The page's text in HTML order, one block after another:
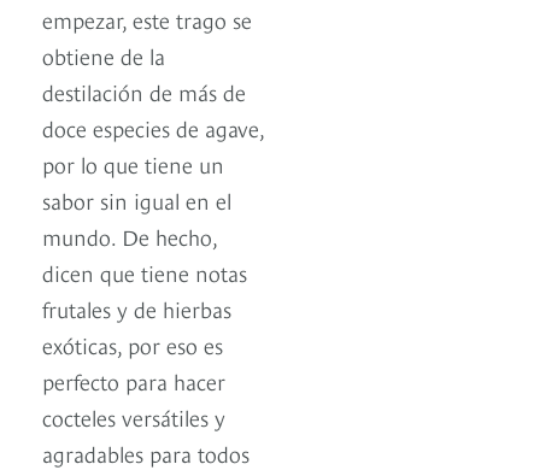
empezar, este trago se
obtiene de la
destilación de más de
doce especies de agave,
por lo que tiene un
sabor sin igual en el
mundo. De hecho,
dicen que tiene notas
frutales y de hierbas
exóticas, por eso es
perfecto para hacer
cocteles versátiles y
agradables para todos